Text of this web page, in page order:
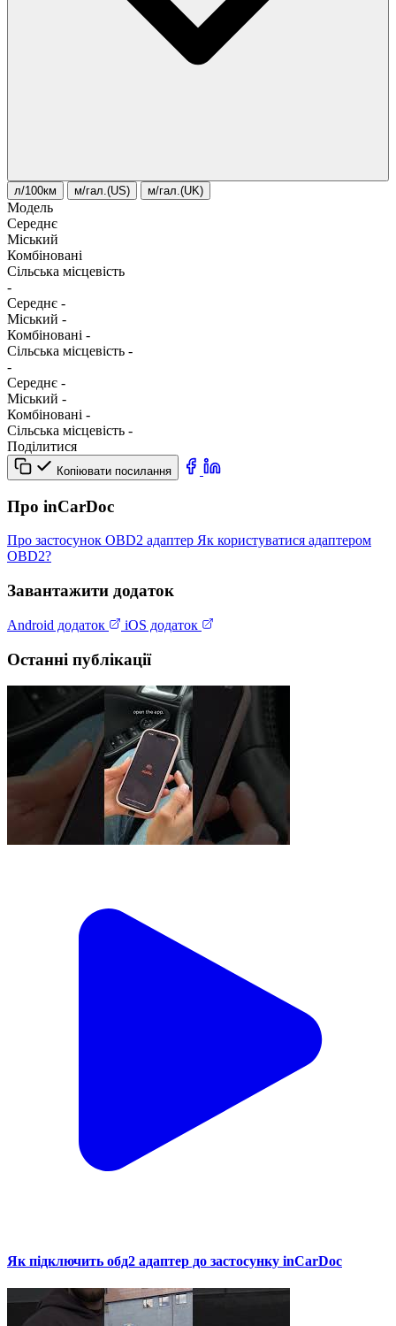
л/100км м/гал.(US) м/гал.(UK)
Модель
Середнє
Міський
Комбіновані
Сільська місцевість
-
Середнє -
Міський -
Комбіновані -
Сільська місцевість -
-
Середнє -
Міський -
Комбіновані -
Сільська місцевість -
Поділитися
Копіювати посилання
Про inCarDoc
Про застосунок OBD2 адаптер Як користуватися адаптером
OBD2?
Завантажити додаток
Android додаток iOS додаток
Останні публікації
Як підключить обд2 адаптер до застосунку inCarDoc